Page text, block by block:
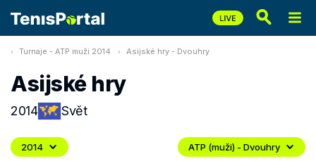
Turnaje - ATP muži 2014 Asijské hry - Dvouhry
Asijské hry
2014 Svět
2014 ATP (muži) - Dvouhry